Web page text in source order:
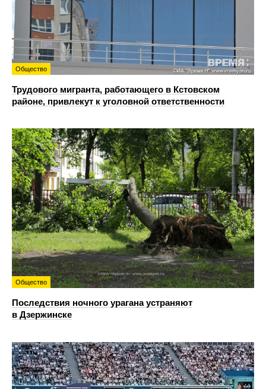
Общество
Трудового мигранта, работающего в Кстовском
районе, привлекут к уголовной ответственности
Общество
Последствия ночного урагана устраняют
в Дзержинске